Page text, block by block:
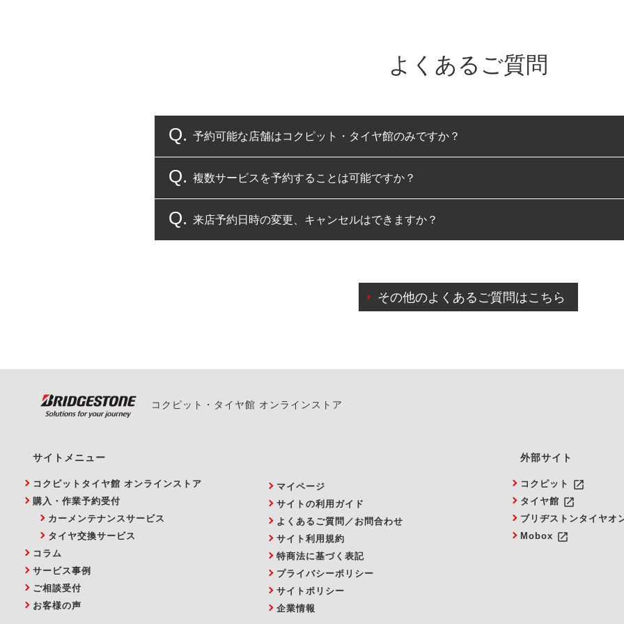
よくあるご質問
予約可能な店舗はコクピット・タイヤ館のみですか？
コクピット・タイヤ館のみとなります。
複数サービスを予約することは可能ですか？
複数サービスのご予約は可能です。
来店予約日時の変更、キャンセルはできますか？
また、やむを得ない事由によりご予約のキャンセルをご希望の際は、直接ご予約いた
その他のよくあるご質問はこちら
コクピット・タイヤ館 オンラインストア
サイトメニュー
コクピットタイヤ館 オンラインストア
購入・作業予約受付
カーメンテナンスサービス
タイヤ交換サービス
コラム
サービス事例
ご相談受付
お客様の声
マイページ
サイトの利用ガイド
よくあるご質問／お問合わせ
サイト利用規約
特商法に基づく表記
プライバシーポリシー
サイトポリシー
企業情報
外部サイト
コクピット launch
タイヤ館 launch
ブリヂストンタイヤオ
Mobox launch